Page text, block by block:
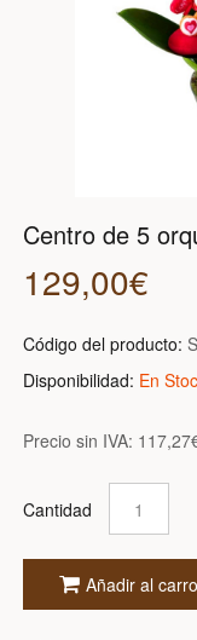
Centro de 5
129,00€
Código del producto:
Disponibilidad: En
Precio sin IVA:
Cantidad
Añadir al carro